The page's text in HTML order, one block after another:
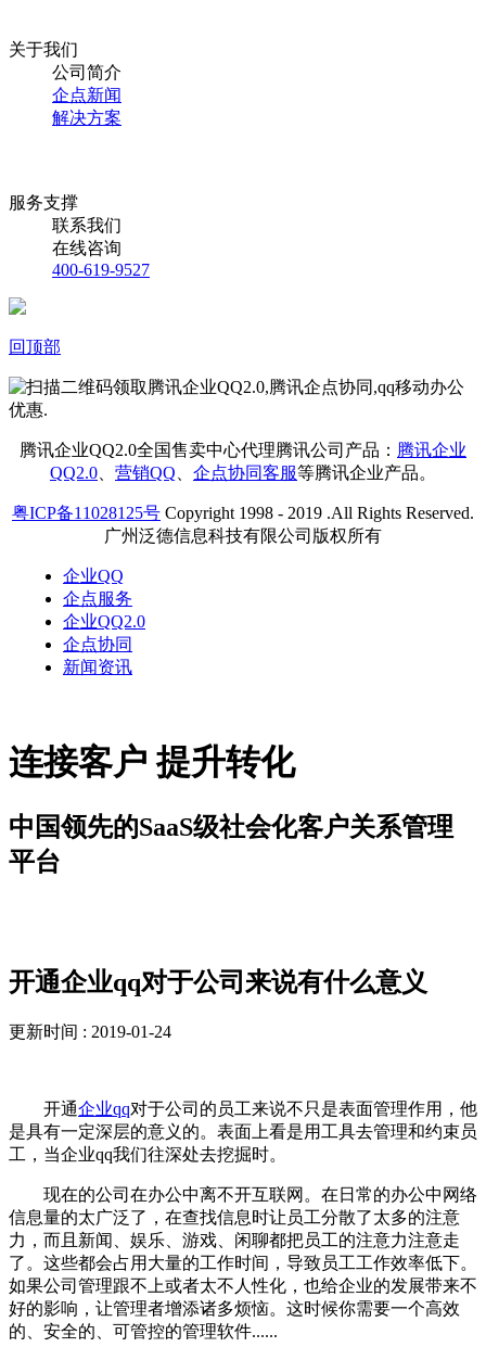
关于我们
公司简介
企点新闻
解决方案
服务支撑
联系我们
在线咨询
400-619-9527
回顶部
腾讯企业QQ2.0全国售卖中心代理腾讯公司产品： 腾讯企业
QQ2.0
营销QQ 企点协同客服等腾讯企业产品。
粤ICP备11028125号 Copyright 1998 - 2019 .All Rights Reserved.
广州泛德信息科技有限公司版权所有
企业QQ
企点服务
企业QQ2.0
企点协同
新闻资讯
连接客户 提升转化
中国领先的SaaS级社会化客户关系管理
平台
开通企业qq对于公司来说有什么意义
更新时间 : 2019-01-24
开通企业qq对于公司的员工来说不只是表面管理作用，他
是具有一定深层的意义的。表面上看是用工具去管理和约束员
工，当企业qq我们往深处去挖掘时。
现在的公司在办公中离不开互联网。在日常的办公中网络
信息量的太广泛了，在查找信息时让员工分散了太多的注意
力，而且新闻、娱乐、游戏、闲聊都把员工的注意力注意走
了。这些都会占用大量的工作时间，导致员工工作效率低下。
如果公司管理跟不上或者太不人性化，也给企业的发展带来不
好的影响，让管理者增添诸多烦恼。这时候你需要一个高效
的、安全的、可管控的管理软件......